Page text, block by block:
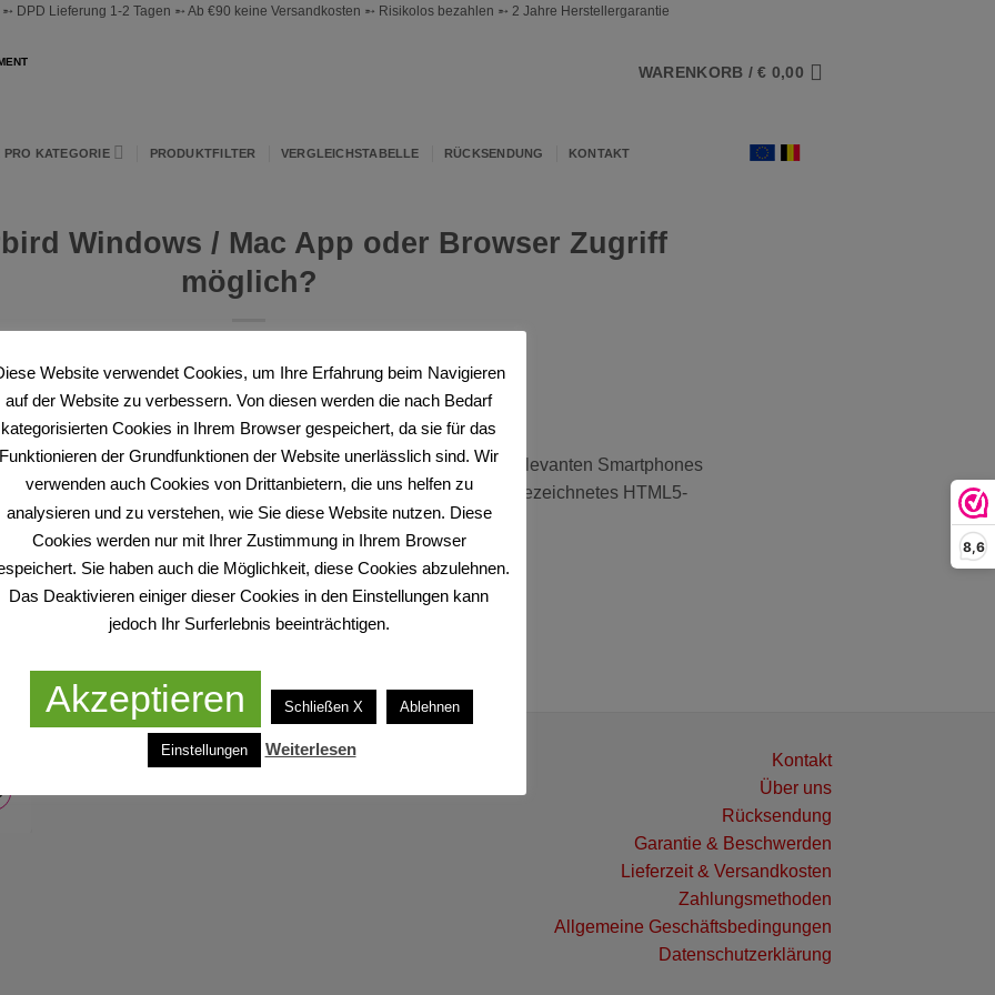
8,6
DPD Lieferung 1-2 Tagen ➵ Ab €90 keine Versandkosten ➵ Risikolos bezahlen ➵ 2 Jahre Herstellergarantie
WARENKORB /€ 0,00
PRO KATEGORIE PRODUKTFILTER VERGLEICHSTABELLE RÜCKSENDUNG KONTAKT
Windows / Mac App oder Browser Zugriff
möglich?
/ Mac App oder Browser Zugriff möglich?
für die sichere und nahtlose Verwendung mit marktrelevanten Smartphones
entwickelt worden. Für andere Plattformen bieten wir ein ausgezeichnetes HTML5-
de/widget
Kontakt
Über uns
Rücksendung
Garantie & Beschwerden
Lieferzeit & Versandkosten
Zahlungsmethoden
Allgemeine Geschäftsbedingungen
Datenschutzerklärung
Website verwendet Cookies, um Ihre Erfahrung beim Navigieren
auf der Website zu verbessern. Von diesen werden die nach Bedarf
kategorisierten Cookies in Ihrem Browser gespeichert, da sie für das
Funktionieren der Grundfunktionen der Website unerlässlich sind. Wir
verwenden auch Cookies von Drittanbietern, die uns helfen zu
analysieren und zu verstehen, wie Sie diese Website nutzen. Diese
Cookies werden nur mit Ihrer Zustimmung in Ihrem Browser
Sie haben auch die Möglichkeit, diese Cookies abzulehnen.
Das Deaktivieren einiger dieser Cookies in den Einstellungen kann
jedoch Ihr Surferlebnis beeinträchtigen.
Akzeptieren Schließen X Ablehnen
Einstellungen Weiterlesen